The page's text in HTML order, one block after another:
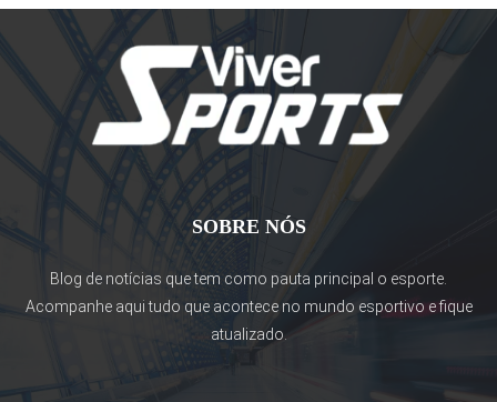
SOBRE NÓS
Blog de notícias que tem como pauta principal o esporte.
Acompanhe aqui tudo que acontece no mundo esportivo e fique
atualizado.